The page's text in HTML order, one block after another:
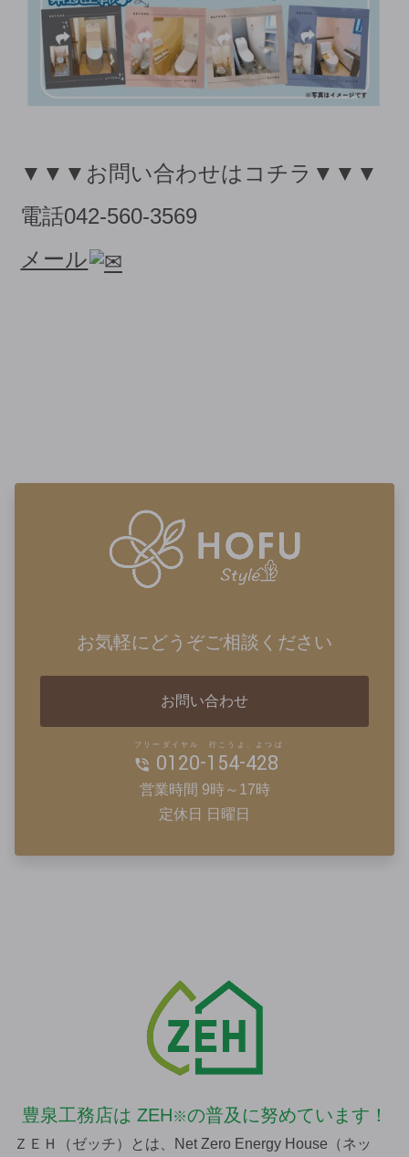
▼▼▼お問い合わせはコチラ▼▼▼
電話042-560-3569
メール
お気軽にどうぞご相談ください
お問い合わせ
0120-154-428
フリーダイヤル 行こうよ、よつば
営業時間 9時～17時
定休日 日曜日
豊泉工務店は ZEH※の普及に努めています！
ＺＥＨ（ゼッチ）とは、Net Zero Energy House（ネッ